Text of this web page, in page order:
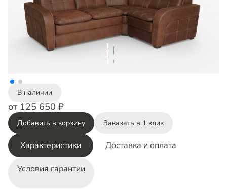
В наличии
от 125 650 ₽
Добавить в корзину Заказать в 1 клик
Характеристики Доставка и оплата
Условия гарантии